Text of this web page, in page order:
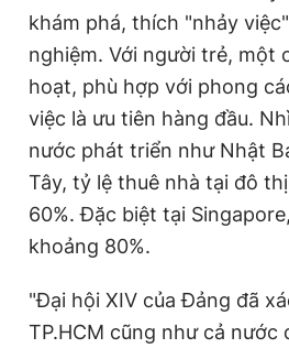
khám phá, thích "nhảy
nghiệm. Với người trẻ, một
hoạt, phù hợp với phong
việc là ưu tiên hàng đầu.
nước phát triển như Nhật
Tây, tỷ lệ thuê nhà tại đô
60%. Đặc biệt tại
khoảng 80%.
"Đại hội XIV của Đảng đã
TP.HCM cũng như cả